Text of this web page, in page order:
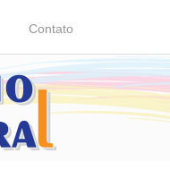
Contato